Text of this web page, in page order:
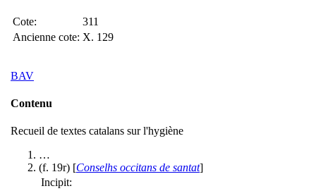
Cote:
311
Ancienne cote: X. 129
BAV
Contenu
Recueil de textes catalans sur l'hygiène
…
(f. 19r) [Conselhs occitans de santat]
Incipit: